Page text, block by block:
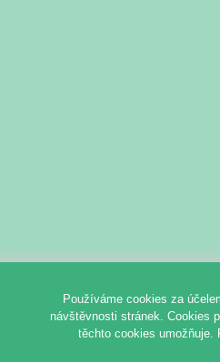
Používáme cookies za
návštěvnosti stránek. Cookies
těchto cookies umožňuje.